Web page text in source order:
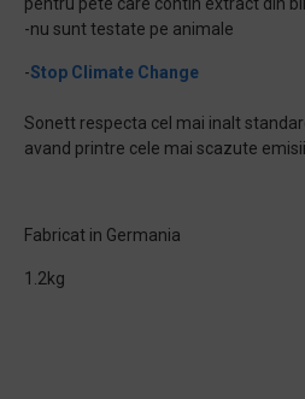
-nu sunt testate pe animale
-Stop Climate Change
Sonett respecta cel mai inalt
avand printre cele mai scazute
Fabricat in Germania
1.2kg